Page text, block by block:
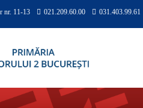
nr. 11-13 021.209.60.00 031.403.99.61